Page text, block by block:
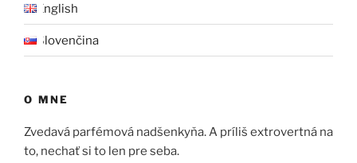
English
Slovenčina
O MNE
Zvedavá parfémová nadšenkyňa. A príliš extrovertná na
to, nechať si to len pre seba.